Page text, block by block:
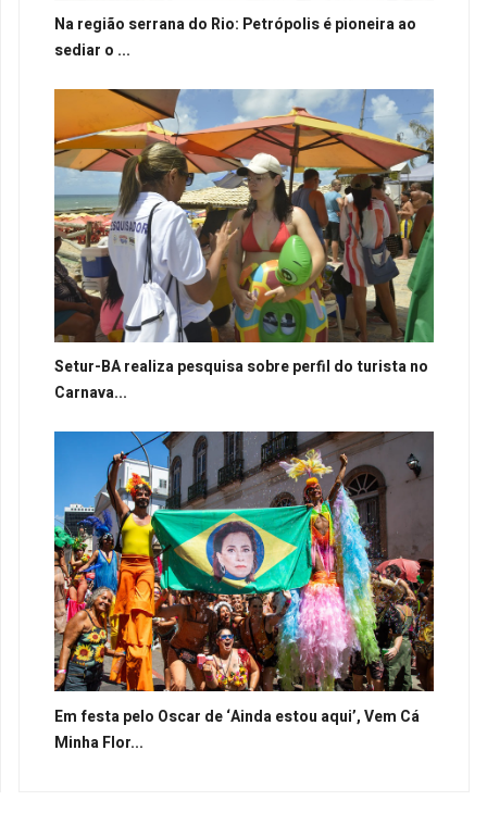
Na região serrana do Rio: Petrópolis é pioneira ao
sediar o ...
Setur-BA realiza pesquisa sobre perfil do turista no
Carnava...
Em festa pelo Oscar de ‘Ainda estou aqui’, Vem Cá
Minha Flor...